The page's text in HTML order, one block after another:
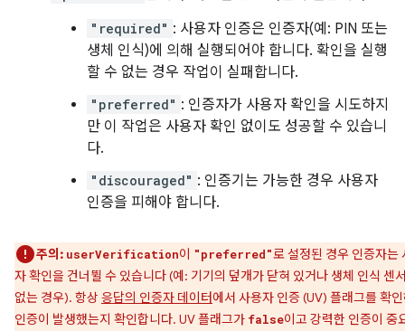
"required" : 사용자 인증은 인증자(예: PIN 또는
생체 인식)에 의해 실행되어야 합니다. 확인을 실행
할 수 없는 경우 작업이 실패합니다.
"preferred" : 인증자가 사용자 확인을 시도하지
만 이 작업은 사용자 확인 없이도 성공할 수 있습니
다.
"discouraged" : 인증기는 가능한 경우 사용자
인증을 피해야 합니다.
주의: userVerification이 "preferred"로 설정된 경우 인증자는
자 확인을 건너뛸 수 있습니다 (예: 기기의 덮개가 닫혀 있거나 생체 인식 센
없는 경우). 항상 응답의 인증자 데이터에서 사용자 인증 (UV) 플래그를 확
인증이 발생했는지 확인합니다. UV 플래그가 false이고 강력한 인증이 중